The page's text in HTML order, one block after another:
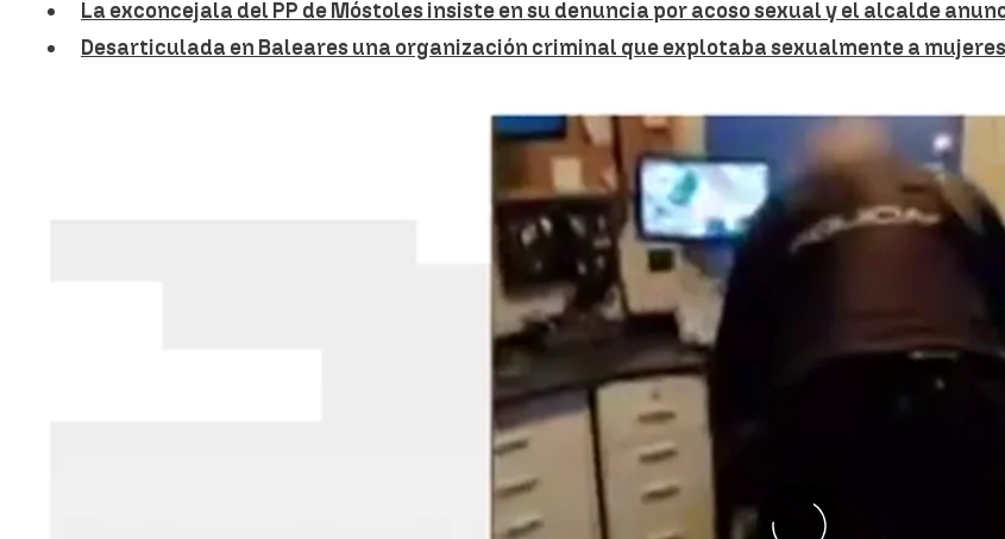
La exconcejala del PP de Móstoles insiste en su denuncia por acoso sexual y el alcalde
Desarticulada en Baleares una organización criminal que explotaba sexualmente a